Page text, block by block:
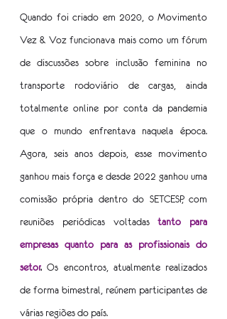
Quando foi criado em 2020, o Movimento
Vez & Voz funcionava mais como um fórum
de discussões sobre inclusão feminina no
transporte rodoviário de cargas, ainda
totalmente online por conta da pandemia
que o mundo enfrentava naquela época.
Agora, seis anos depois, esse movimento
ganhou mais força e desde 2022 ganhou uma
comissão própria dentro do SETCESP, com
reuniões periódicas voltadas tanto para
empresas quanto para as profissionais do
setor. Os encontros, atualmente realizados
de forma bimestral, reúnem participantes de
várias regiões do país.